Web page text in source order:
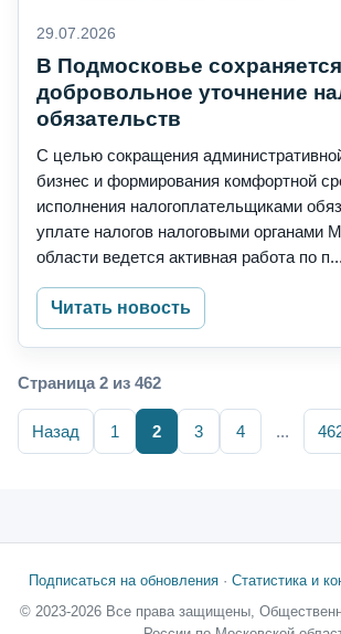
29.07.2026
В Подмосковье
добровольное уточнение
обязательств
С целью сокращения
бизнес и формирования комфортной
исполнения налогоплательщиками
уплате налогов налоговыми органами
области ведется активная работа по п...
Читать новость
Страница 2 из 462
Назад 1 2 3 4 ...
Подписаться на обновления· Статистика и
© 2023-2026 Все права защищены,